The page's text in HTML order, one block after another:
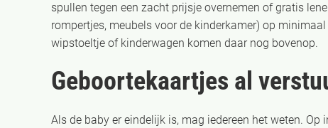
spullen tegen een zacht prijsje overnemen of gratis
rompertjes, meubels voor de kinderkamer) op
wipstoeltje of kinderwagen komen daar nog bovenop.
Geboortekaartjes al
Als de baby er eindelijk is, mag iedereen het weten.